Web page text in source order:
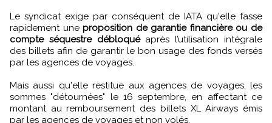
Le syndicat exige par conséquent de IATA qu'elle fasse
rapidement uneproposition de garantie financière ou de
compte séquestre débloquéaprès l’utilisation intégrale
des billets afin de garantir le bon usage des fonds versés
par les agences de voyages.
Mais aussi qu'elle restitue aux agences de voyages, les
sommes "détournées" le 16 septembre, en affectant ce
montant au remboursement des billets XL Airways émis
par les agences de voyages et non volés.